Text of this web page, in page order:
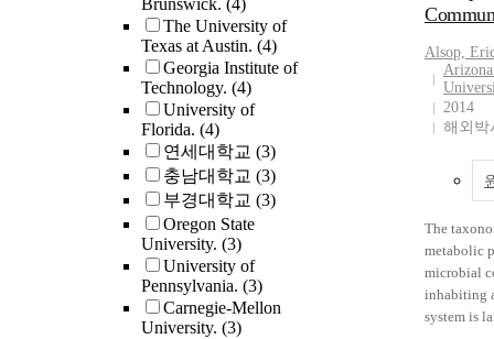
Brunswick. (4)
The University of
Texas at Austin. (4)
Georgia Institute of
Technology. (4)
University of
Florida. (4)
연세대학교 (3)
충남대학교 (3)
부경대학교 (3)
Oregon State
University. (3)
University of
Pennsylvania. (3)
Carnegie-Mellon
University. (3)
stream.
further
stream
an
This
that
Alaskan
exposing
frozen
minerals
thereby
collector
method to
common
standards
model
global,
+/-0.041‰
to ten-
over
Alsop,
2014
해외박
The
metabolic
microbial
inhabiting
system is